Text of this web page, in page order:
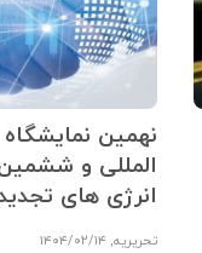
نهمین
المللی و
انرژی های
تحریریه, ۱۴۰۴/۰۲/۱۴